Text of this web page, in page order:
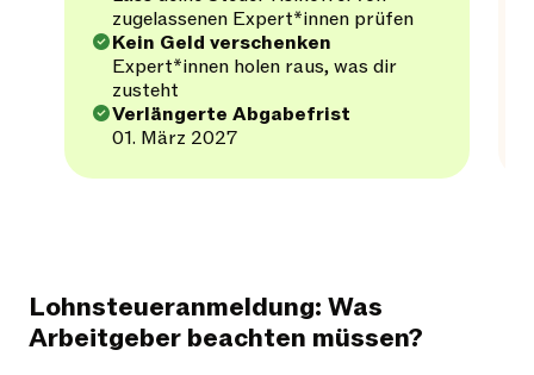
zugelassenen Expert*innen prüfen
Kein Geld verschenken
Expert*innen holen raus, was dir
zusteht
Verlängerte Abgabefrist
01. März 2027
Lohnsteueranmeldung: Was
Arbeitgeber beachten müssen?